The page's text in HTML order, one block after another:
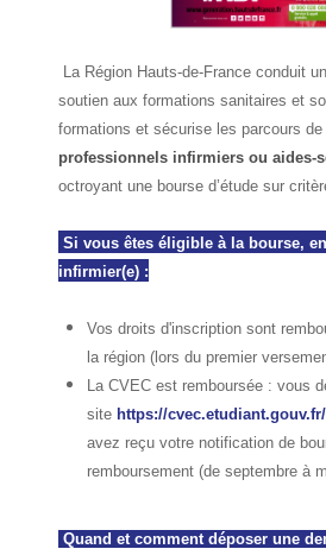
La Région Hauts-de-France conduit
soutien aux formations sanitaires et
formations et sécurise les parcours
professionnels infirmiers ou aides-
octroyant une bourse d’étude sur
Si vous êtes éligible à la bourse,
infirmier(e) :
Vos droits d'inscription sont
la région (lors du premier
La CVEC est remboursée : vous
site https://cvec.etudiant.gouv.fr/
avez reçu votre notification de
remboursement (de septembre à
Quand et comment déposer une